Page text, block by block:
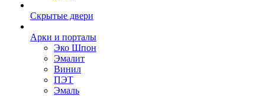
Скрытые двери
Арки и порталы
Эко Шпон
Эмалит
Винил
ПЭТ
Эмаль